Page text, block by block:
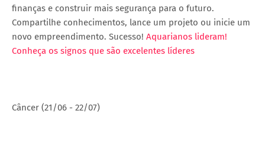
finanças e construir mais segurança para o futuro.
Compartilhe conhecimentos, lance um projeto ou inicie um
novo empreendimento. Sucesso! Aquarianos lideram!
Conheça os signos que são excelentes líderes
Câncer (21/06 - 22/07)